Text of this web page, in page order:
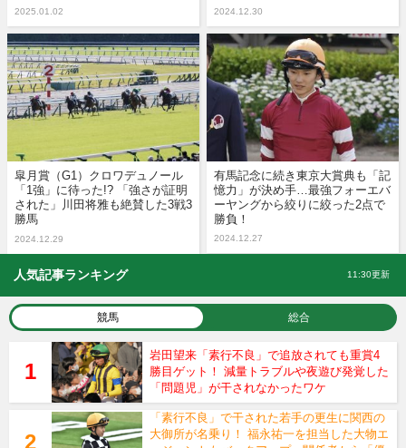
2025.01.02 2024.12.30
皐月賞（G1）クロワデュノール
「1強」に待った!? 「強さが証明
された」川田将雅も絶賛した3戦3
勝馬
2024.12.29
有馬記念に続き東京大賞典も「記
憶力」が決め手…最強フォーエバ
ーヤングから絞りに絞った2点で
勝負！
2024.12.27
人気記事ランキング 11:30更新
競馬 総合
岩田望来「素行不良」で追放されても重賞4
勝目ゲット！ 減量トラブルや夜遊び発覚した
「問題児」が干されなかったワケ
「素行不良」で干された若手の更生に関西の
大御所が名乗り！ 福永祐一を担当した大物エ